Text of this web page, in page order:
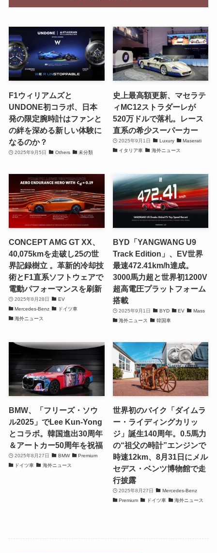
F1ウィリアムズと
UNDONE初コラボ、日本
発の限定腕時計はファンと
の絆を深める新しい体験に
なるのか？
2025年9月5日 Others 未分類
史上最高額更新、マセラテ
ィMC12ストラダーレが
520万ドルで落札。レース
直系の希少スーパーカー
2025年9月1日 Luxury
Maserati
イタリア車
海外ニュース
CONCEPT AMG GT XX、
40,075kmを走破し25の世
界記録樹立 。革新的冷却技
術とF1直系ソフトウェアで
電動パフォーマンスを刷新
2025年8月28日
EV
Mercedes-Benz
ドイツ車
海外ニュース
BYD「YANGWANG U9
Track Edition」、EV世界
最速472.41km/h達成。
3000馬力超と世界初1200V
超高電圧プラットフォーム
搭載
2025年9月1日 BYD EV
Mass
海外ニュース
韓国車
BMW、「フリーズ・ソウ
ル2025」でLee Kun-Yong
とコラボ。韓国進出30周年
＆アートカー50周年を祝福
2025年8月27日 BMW
Premium
ドイツ車
海外ニュース
世界初のバイク「ダイムラ
ー・ライディングカリッ
ジ」誕生140周年。0.5馬力
の“祖父の時計”エンジンで
時速12km、8月31日にメル
セデス・ベンツ博物館で走
行披露
2025年8月27日
Mercedes-Benz
Premium
ドイツ車 海外ニュース